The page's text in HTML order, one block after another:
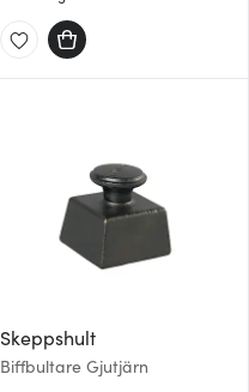
Skeppshult
Biffbultare Gjutjärn